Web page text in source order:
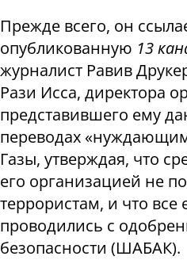
Прежде всего, он
опубликованную 13
журналист Равив
Рази Исса, директора
представившего ему
переводах
Газы, утверждая, что
его организацией не
террористам, и что все
проводились с
безопасности (ШАБАК).